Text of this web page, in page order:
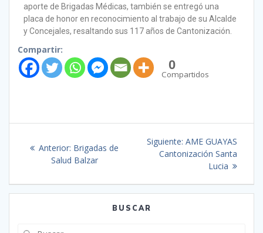
aporte de Brigadas Médicas, también se entregó una
placa de honor en reconocimiento al trabajo de su Alcalde
y Concejales, resaltando sus 117 años de Cantonización.
Compartir:
0
Compartidos
Anterior: Brigadas de
Salud Balzar
Siguiente: AME GUAYAS
Cantonización Santa
Lucia
BUSCAR